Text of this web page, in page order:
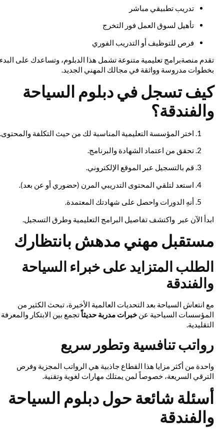
تدريب تطبيقي مباشر
تأهيل لسوق العمل فور التخرج
فرص للتوظيف أو التدريب الفوري
تقدم منصةبرامج تعليمية متنوعة تشمل هذا الدبلوم، وتساعدك على البدء
بخطوات مدروسة وواثقة في مجالك المهني الجديد.
كيف تسجل في دبلوم السياحة
والفندقة؟
اختر المؤسسة التعليمية المناسبة لك من حيث التكلفة والمحتوى.
تحقق من اعتماد الشهادة والبرنامج.
قم بالتسجيل عبر الموقع الإلكتروني.
استعد لتلقي المحتوى التدريبي المرن (حضوري أو عن بعد).
أنهِ الدورات واحصل على شهادتك المعتمدة.
ابدأ الآن عبر واكتشف تفاصيل البرامج التعليمية وطرق التسجيل.
مستقبل مهني مدهش بانتظارك
الطلب المتزايد على خبراء السياحة
والفندقة
مع انتعاش السياحة بعد التحديات العالمية الأخيرة، تبحث الكثير من
المؤسسات السياحية عنخبرات مدربة حديثاًتجمع بين الابتكار والمعرفة
التقليدية.
رواتب تنافسية وتطور سريع
واحدة من أكثر مزايا هذا القطاع جاذبية هي الرواتب المجزية وفرص
الترقي السريعة، خصوصاً لمن يمتلك مهارات لغوية وتقنية.
أسئلة شائعة حول دبلوم السياحة
والفندقة